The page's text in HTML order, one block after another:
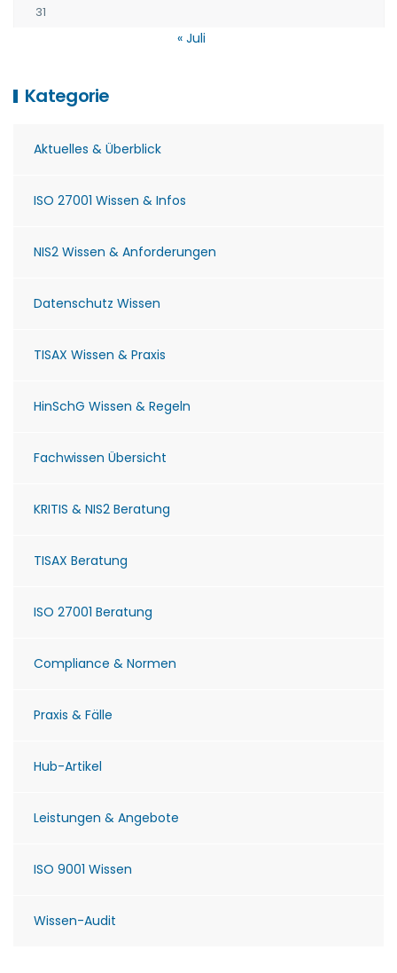
31
« Juli
Kategorie
Aktuelles & Überblick
ISO 27001 Wissen & Infos
NIS2 Wissen & Anforderungen
Datenschutz Wissen
TISAX Wissen & Praxis
HinSchG Wissen & Regeln
Fachwissen Übersicht
KRITIS & NIS2 Beratung
TISAX Beratung
ISO 27001 Beratung
Compliance & Normen
Praxis & Fälle
Hub-Artikel
Leistungen & Angebote
ISO 9001 Wissen
Wissen-Audit